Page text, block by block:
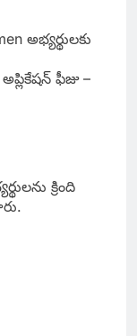
అభ్యర్థులకు
ఫీజు –
క్రింది